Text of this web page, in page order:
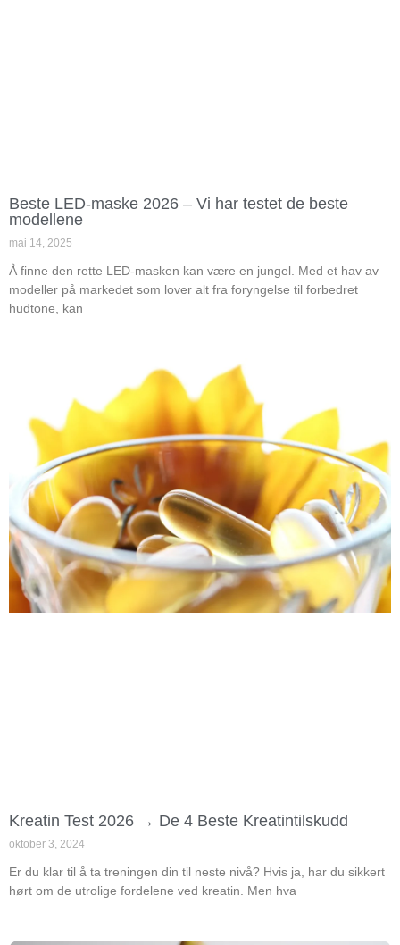
Beste LED-maske 2026 – Vi har testet de beste
modellene
mai 14, 2025
Å finne den rette LED-masken kan være en jungel. Med et hav av
modeller på markedet som lover alt fra foryngelse til forbedret
hudtone, kan
Kreatin Test 2026 → De 4 Beste Kreatintilskudd
oktober 3, 2024
Er du klar til å ta treningen din til neste nivå? Hvis ja, har du sikkert
hørt om de utrolige fordelene ved kreatin. Men hva